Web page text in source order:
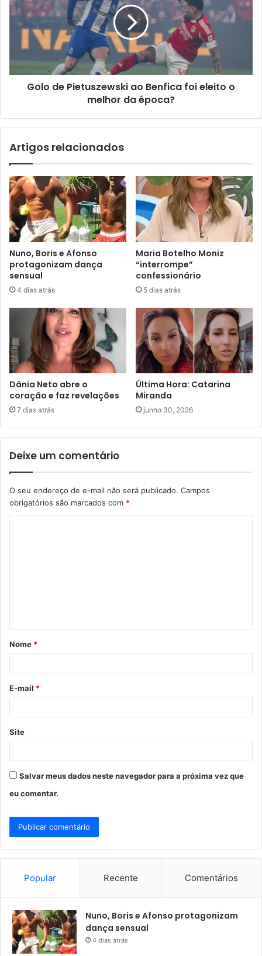
Golo de Pietuszewski ao Benfica foi eleito o
melhor da época?
Artigos relacionados
Nuno, Boris e Afonso
protagonizam dança
sensual
4 dias atrás
Maria Botelho Moniz
“interrompe”
confessionário
5 dias atrás
Dânia Neto abre o
coração e faz revelações
7 dias atrás
Última Hora: Catarina
Miranda
junho 30, 2026
Deixe um comentário
O seu endereço de e-mail não será publicado. Campos
obrigatórios são marcados com *
á
r
*
Nome *
E-mail *
Site
Salvar meus dados neste navegador para a próxima vez que
eu comentar.
Popular Recente Comentários
Nuno, Boris e Afonso protagonizam
dança sensual
4 dias atrás